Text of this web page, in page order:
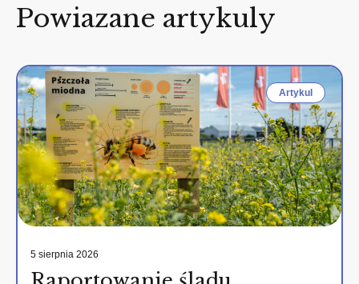
Powiazane artykuly
Artykul
5 sierpnia 2026